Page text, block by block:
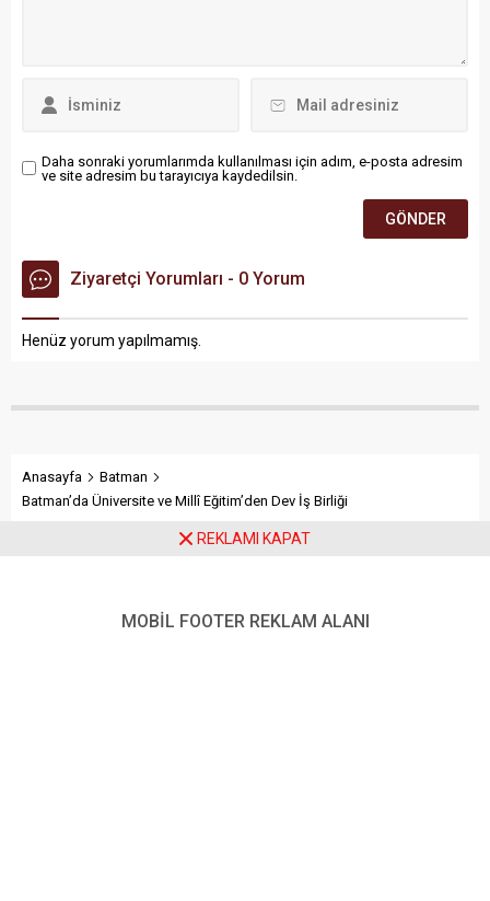
Daha sonraki yorumlarımda kullanılması için adım, e-posta adresim
ve site adresim bu tarayıcıya kaydedilsin.
Ziyaretçi Yorumları - 0 Yorum
Henüz yorum yapılmamış.
Anasayfa
Batman
Batman’da Üniversite ve Millî Eğitim’den Dev İş Birliği
Eğitim’den Dev İş Birliği
REKLAMI KAPAT
MOBİL FOOTER REKLAM ALANI